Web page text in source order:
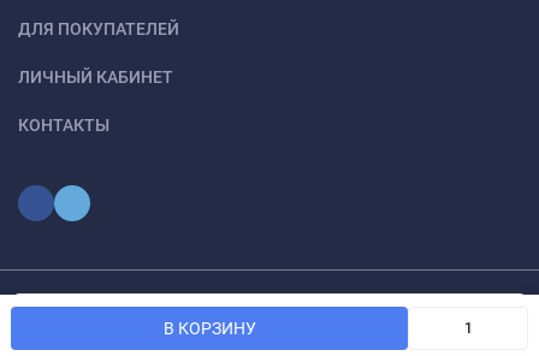
В КОРЗИНУ
ДЛЯ ПОКУПАТЕЛЕЙ
ЛИЧНЫЙ КАБИНЕТ
КОНТАКТЫ